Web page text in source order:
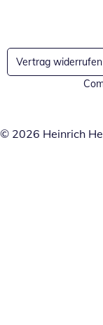
Vertrag widerrufen
© 2026 Heinrich